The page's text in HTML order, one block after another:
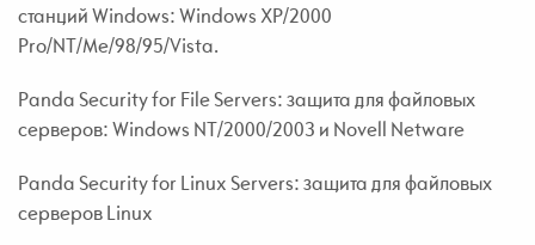
станций Windows: Windows XP/2000
Pro/NT/Me/98/95/Vista.
Panda Security for File Servers: защита для файловых
серверов: Windows NT/2000/2003 и Novell Netware
Panda Security for Linux Servers: защита для файловых
серверов Linux